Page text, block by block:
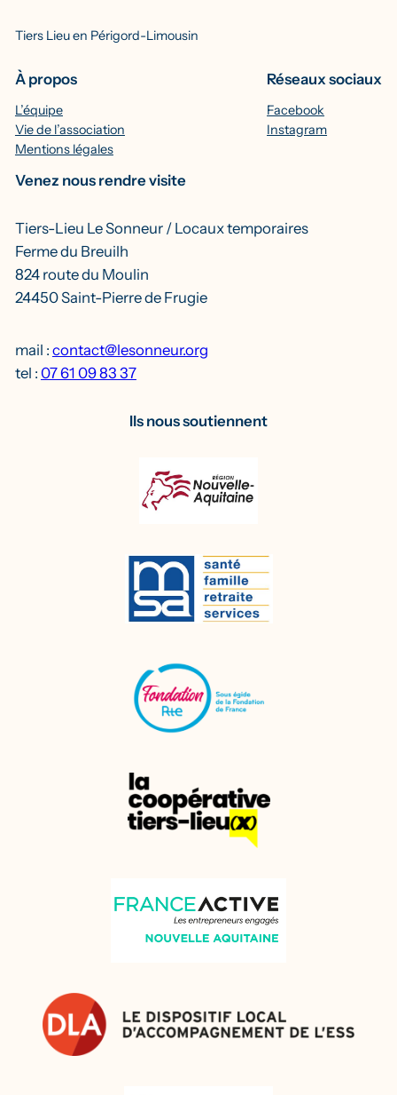
Tiers Lieu en Périgord-Limousin
À propos
L’équipe
Vie de l’association
Mentions légales
Réseaux sociaux
Facebook
Instagram
Venez nous rendre visite
Tiers-Lieu Le Sonneur / Locaux temporaires
Ferme du Breuilh
824 route du Moulin
24450 Saint-Pierre de Frugie
mail : contact@lesonneur.org
tel : 07 61 09 83 37
Ils nous soutiennent